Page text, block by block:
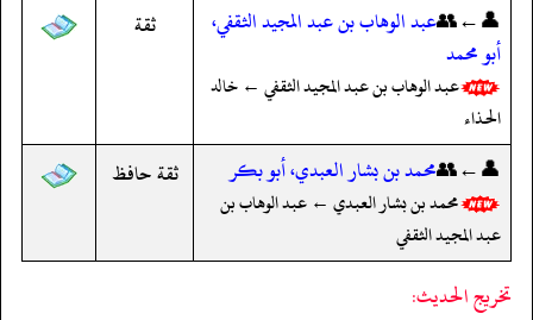
👤←👥عبد الوهاب بن عبد المجيد الثقفي،
أبو محمد
عبد الوهاب بن عبد المجيد الثقفي ← خالد
الحذاء
ثقة
👤←👥محمد بن بشار العبدي، أبو بكر
محمد بن بشار العبدي ← عبد الوهاب بن
عبد المجيد الثقفي
ثقة حافظ
تخريج الحديث: